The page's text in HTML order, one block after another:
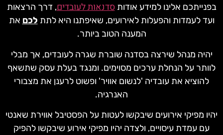
בפנייתכם אלינו למידע אודותסדנאות לעובדים, דרך הרצאות
ועד לעמדות והפעלות לאירועים, שאיפתנו היא לתת לכם את
המענה הטוב ביותר.
יהיה מנהל שירצה בסדנה שוברת שגרה לעובדים, אך מבלי
לוותר על הנחלת ערכים מסוימים. ומנגד בעלת עסק שתשאף
להוציא את עובדיה 'לנשום אוויר' ופשוט לרענן את מצבורי
האנרגיה.
יהיו מפיקי אירועים שיבקשו לעטות על הפסטיבל אווירת שאנטי
עם עמדת עיסויים, ולצדה יהיו מפיקי אירוע שיבקשו להפיק